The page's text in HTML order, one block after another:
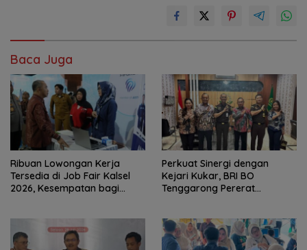
Baca Juga
Ribuan Lowongan Kerja
Tersedia di Job Fair Kalsel
2026, Kesempatan bagi
Perkuat Sinergi dengan
Kejari Kukar, BRI BO
Tenggarong Pererat